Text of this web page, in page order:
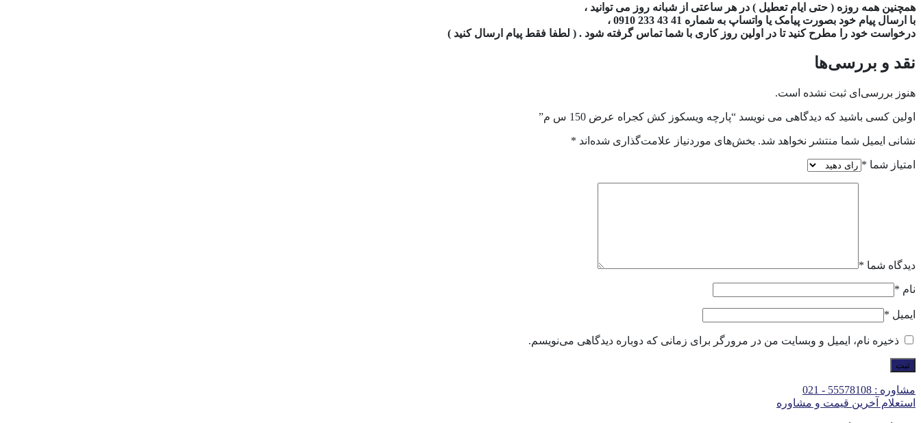
همچنین همه روزه ( حتی ایام تعطیل ) در هر ساعتی از شبانه روز می توانید ،
با ارسال پیام خود بصورت پیامک یا واتساپ به شماره 41 43 233 0910 ،
درخواست خود را مطرح کنید تا در اولین روز کاری با شما تماس گرفته شود . ( لطفا فقط پیام ارسال کنید )
نقد و بررسی‌ها
هنوز بررسی‌ای ثبت نشده است.
اولین کسی باشید که دیدگاهی می نویسد “پارچه ویسکوز کش کجراه عرض 150 س م”
نشانی ایمیل شما منتشر نخواهد شد. بخش‌های موردنیاز علامت‌گذاری شده‌اند *
امتیاز شما *
دیدگاه شما *
نام *
ایمیل *
ذخیره نام، ایمیل و وبسایت من در مرورگر برای زمانی که دوباره دیدگاهی می‌نویسم.
مشاوره : 55578108 - 021
استعلام آخرین قیمت و مشاوره